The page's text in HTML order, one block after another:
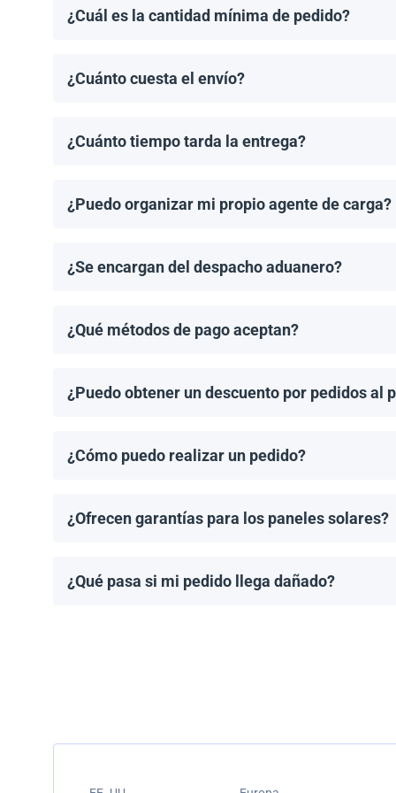
¿Cuál es la cantidad mínima de pedido?
¿Cuánto cuesta el envío?
¿Cuánto tiempo tarda la entrega?
¿Puedo organizar mi propio agente de carga?
¿Se encargan del despacho aduanero?
¿Qué métodos de pago aceptan?
¿Puedo obtener un descuento por pedidos al
¿Cómo puedo realizar un pedido?
¿Ofrecen garantías para los paneles solares?
¿Qué pasa si mi pedido llega dañado?